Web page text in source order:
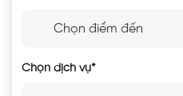
Chọn dịch vụ*